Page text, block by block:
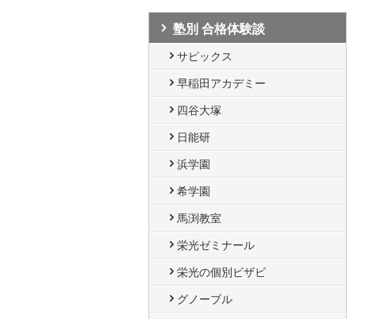
塾別 合格体験談
サピックス
早稲田アカデミー
四谷大塚
日能研
浜学園
希学園
馬渕教室
栄光ゼミナール
栄光の個別ビザビ
グノーブル